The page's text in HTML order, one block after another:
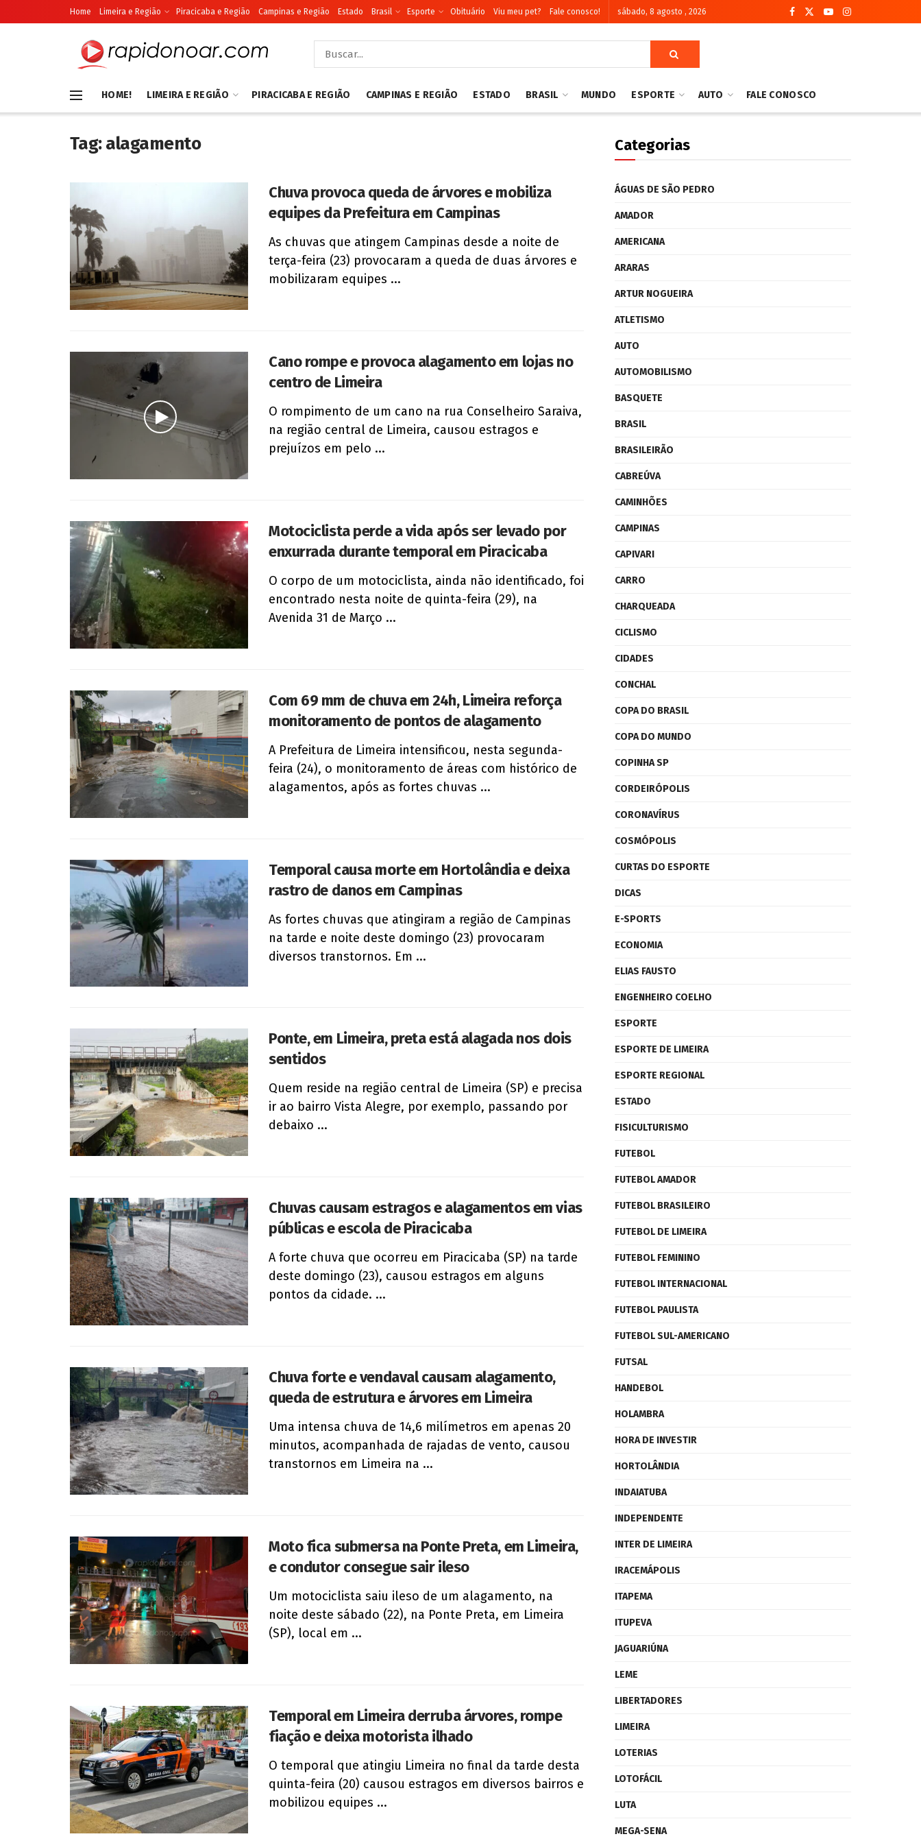
Home Limeira e Região Piracicaba e Região Campinas e Região Estado Brasil Esporte Obituário Viu meu pet? Fale conosco! sábado, 8 agosto , 2026
HOME! LIMEIRA E REGIÃO PIRACICABA E REGIÃO CAMPINAS E REGIÃO ESTADO BRASIL MUNDO ESPORTE AUTO FALE CONOSCO
Tag:alagamento
Chuva provoca queda de árvores e mobiliza
equipes da Prefeitura em Campinas
As chuvas que atingem Campinas desde a noite de
terça-feira (23) provocaram a queda de duas árvores e
mobilizaram equipes ...
Cano rompe e provoca alagamento em lojas no
centro de Limeira
O rompimento de um cano na rua Conselheiro Saraiva,
na região central de Limeira, causou estragos e
prejuízos em pelo ...
Motociclista perde a vida após ser levado por
enxurrada durante temporal em Piracicaba
O corpo de um motociclista, ainda não identificado, foi
encontrado nesta noite de quinta-feira (29), na
Avenida 31 de Março ...
Com 69 mm de chuva em 24h, Limeira reforça
monitoramento de pontos de alagamento
A Prefeitura de Limeira intensificou, nesta segunda-
feira (24), o monitoramento de áreas com histórico de
alagamentos, após as fortes chuvas ...
Temporal causa morte em Hortolândia e deixa
rastro de danos em Campinas
As fortes chuvas que atingiram a região de Campinas
na tarde e noite deste domingo (23) provocaram
diversos transtornos. Em ...
Ponte, em Limeira, preta está alagada nos dois
sentidos
Quem reside na região central de Limeira (SP) e precisa
ir ao bairro Vista Alegre, por exemplo, passando por
debaixo ...
Chuvas causam estragos e alagamentos em vias
públicas e escola de Piracicaba
A forte chuva que ocorreu em Piracicaba (SP) na tarde
deste domingo (23), causou estragos em alguns
pontos da cidade. ...
Chuva forte e vendaval causam alagamento,
queda de estrutura e árvores em Limeira
Uma intensa chuva de 14,6 milímetros em apenas 20
minutos, acompanhada de rajadas de vento, causou
transtornos em Limeira na ...
Moto fica submersa na Ponte Preta, em Limeira,
e condutor consegue sair ileso
Um motociclista saiu ileso de um alagamento, na
noite deste sábado (22), na Ponte Preta, em Limeira
(SP), local em ...
Temporal em Limeira derruba árvores, rompe
fiação e deixa motorista ilhado
O temporal que atingiu Limeira no final da tarde desta
quinta-feira (20) causou estragos em diversos bairros e
mobilizou equipes ...
Categorias
ÁGUAS DE SÃO PEDRO
AMADOR
AMERICANA
ARARAS
ARTUR NOGUEIRA
ATLETISMO
AUTO
AUTOMOBILISMO
BASQUETE
BRASIL
BRASILEIRÃO
CABREÚVA
CAMINHÕES
CAMPINAS
CAPIVARI
CARRO
CHARQUEADA
CICLISMO
CIDADES
CONCHAL
COPA DO BRASIL
COPA DO MUNDO
COPINHA SP
CORDEIRÓPOLIS
CORONAVÍRUS
COSMÓPOLIS
CURTAS DO ESPORTE
DICAS
E-SPORTS
ECONOMIA
ELIAS FAUSTO
ENGENHEIRO COELHO
ESPORTE
ESPORTE DE LIMEIRA
ESPORTE REGIONAL
ESTADO
FISICULTURISMO
FUTEBOL
FUTEBOL AMADOR
FUTEBOL BRASILEIRO
FUTEBOL DE LIMEIRA
FUTEBOL FEMININO
FUTEBOL INTERNACIONAL
FUTEBOL PAULISTA
FUTEBOL SUL-AMERICANO
FUTSAL
HANDEBOL
HOLAMBRA
HORA DE INVESTIR
HORTOLÂNDIA
INDAIATUBA
INDEPENDENTE
INTER DE LIMEIRA
IRACEMÁPOLIS
ITAPEMA
ITUPEVA
JAGUARIÚNA
LEME
LIBERTADORES
LIMEIRA
LOTERIAS
LOTOFÁCIL
LUTA
MEGA-SENA